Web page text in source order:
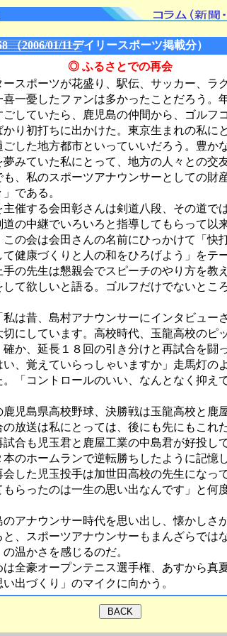
2006/01/11デイリースポーツ掲載分）
◎ ふるさとでの再会
スポーツが花盛り、駅伝、サッカー、ラ
喜一憂したファンは多かったことだろう。
ごしていたら、鹿児島の仲間から、ゴルフ
かり初打ちに出かけた。東京生まれの私に
ごした地方都市といっていいだろう。豊か
みていた私にとって、地方の人々との交
も、私のスポーツアナウンサーとしての財
である。
催する会田彰さんは剣道八段、その道で
の中継でいろいろと指導してもらって以
の会は会田さんの名前にひっかけて「快
て健康づくりと人の和をひろげよう」をテ
手の先生は懇親会でスピーチのやり方を教
して欲しいと語る。ゴルフだけでないとこ
は昔、島村アナウンサーにインタビュー
にしています。高校時代、玉龍高校のピ
確か、延長１８回の引き分けと再試合を闘
い、覚えていらっしゃいますか」走馬灯の
「コントロールのいい、なんとなく抑え
児島県高校野球、決勝戦は玉龍高校と鹿
放送は私にとっては、後にも先にもこれ
試合も児玉君と鹿屋工業の中島君が好投し
のホームランで逆転勝ちしたように記憶
した児玉投手は加世田高校の先生になっ
らったのは一生の思い出なんです」と何
アナウンサー時代を思い出し、懐かしさ
と、スポーツアナウンサーもまんざらでは
温かさを感じるのだ。
全豪オープンテニス選手権、あすから真
出づくり」のマイクに向かう。